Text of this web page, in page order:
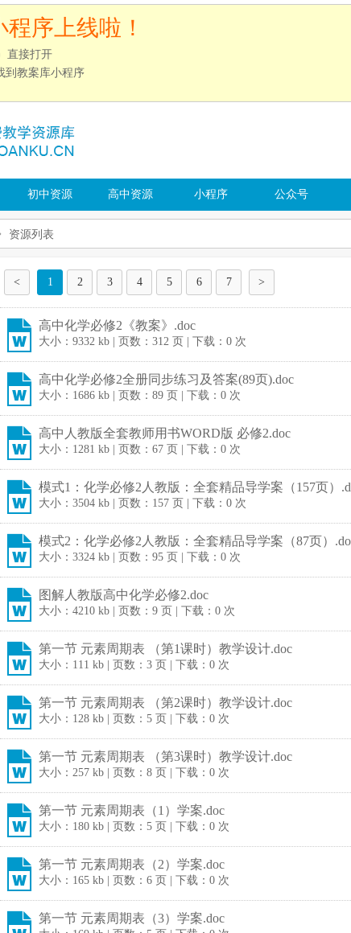
序上线啦！
直接打开
到教案库小程序
初中资源 高中资源 小程序 公众号
资源列表
< 1 2 3 4 5 6 7 >
高中化学必修2《教案》.doc
大小：9332 kb | 页数：312 页 | 下载：0 次
高中化学必修2全册同步练习及答案(89页).doc
大小：1686 kb | 页数：89 页 | 下载：0 次
高中人教版全套教师用书WORD版 必修2.doc
大小：1281 kb | 页数：67 页 | 下载：0 次
模式1：化学必修2人教版：全套精品导学案（157页）
大小：3504 kb | 页数：157 页 | 下载：0 次
模式2：化学必修2人教版：全套精品导学案（87页）
大小：3324 kb | 页数：95 页 | 下载：0 次
图解人教版高中化学必修2.doc
大小：4210 kb | 页数：9 页 | 下载：0 次
第一节 元素周期表 （第1课时）教学设计.doc
大小：111 kb | 页数：3 页 | 下载：0 次
第一节 元素周期表 （第2课时）教学设计.doc
大小：128 kb | 页数：5 页 | 下载：0 次
第一节 元素周期表 （第3课时）教学设计.doc
大小：257 kb | 页数：8 页 | 下载：0 次
第一节 元素周期表（1）学案.doc
大小：180 kb | 页数：5 页 | 下载：0 次
第一节 元素周期表（2）学案.doc
大小：165 kb | 页数：6 页 | 下载：0 次
第一节 元素周期表（3）学案.doc